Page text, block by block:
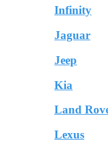
Infinity
Jaguar
Jeep
Kia
Land
Lexus